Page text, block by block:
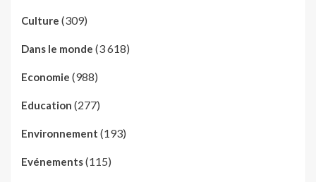
Culture (309)
Dans le monde (3 618)
Economie (988)
Education (277)
Environnement (193)
Evénements(115)